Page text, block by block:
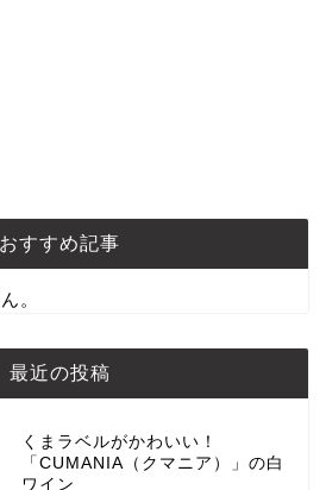
おすすめ記事
。
最近の投稿
くまラベルがかわいい！
「CUMANIA（クマニア）」の白
ワイン